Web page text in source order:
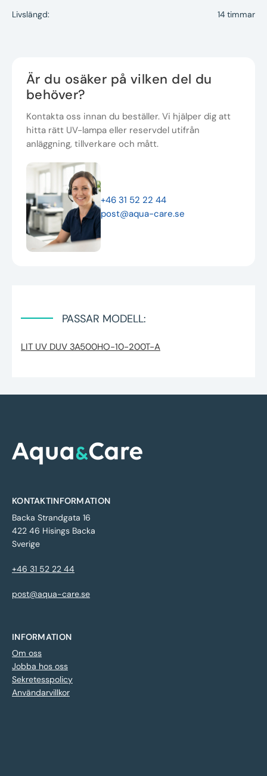
Livslängd: 14 timmar
Är du osäker på vilken del du
behöver?
Kontakta oss innan du beställer. Vi hjälper dig att
hitta rätt UV-lampa eller reservdel utifrån
anläggning, tillverkare och mått.
+46 31 52 22 44
post@aqua-care.se
PASSAR MODELL:
LIT UV DUV 3A500HO-10-200T-A
KONTAKTINFORMATION
Backa Strandgata 16
422 46 Hisings Backa
Sverige
+46 31 52 22 44
post@aqua-care.se
INFORMATION
Om oss
Jobba hos oss
Sekretesspolicy
Användarvillkor